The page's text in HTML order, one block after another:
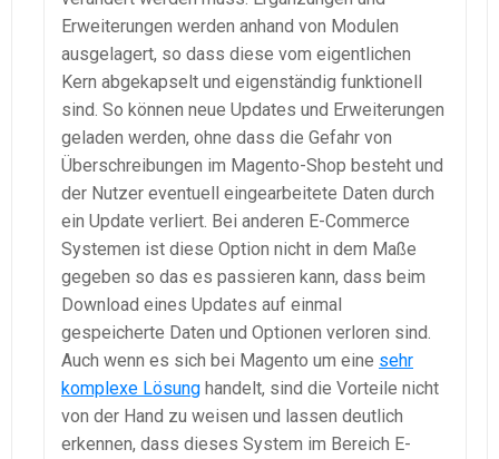
Erweiterungen werden anhand von Modulen
ausgelagert, so dass diese vom eigentlichen
Kern abgekapselt und eigenständig funktionell
sind. So können neue Updates und Erweiterungen
geladen werden, ohne dass die Gefahr von
Überschreibungen im Magento-Shop besteht und
der Nutzer eventuell eingearbeitete Daten durch
ein Update verliert. Bei anderen E-Commerce
Systemen ist diese Option nicht in dem Maße
gegeben so das es passieren kann, dass beim
Download eines Updates auf einmal
gespeicherte Daten und Optionen verloren sind.
Auch wenn es sich bei Magento um eine sehr
komplexe Lösung handelt, sind die Vorteile nicht
von der Hand zu weisen und lassen deutlich
erkennen, dass dieses System im Bereich E-